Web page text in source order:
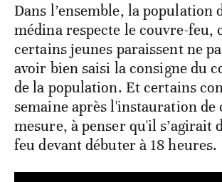
Dans l’ensemble, la population
médina respecte le couvre-feu,
certains jeunes paraissent ne
avoir bien saisi la consigne du
de la population. Et certains
semaine après l'instauration de
mesure, à penser qu'il s’agirait
feu devant débuter à 18 heures.